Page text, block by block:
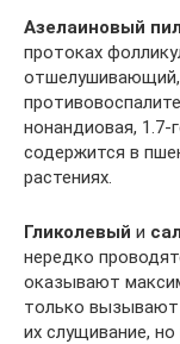
Азелаиновый
протоках
отшелушивающий,
нонандиовая, 1.7-
содержится в
растениях.
Гликолевый и
нередко
оказывают
только
их слущивание,